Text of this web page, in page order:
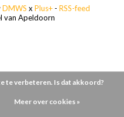
DMWS x Plus+ - RSS-feed
van Apeldoorn
te verbeteren. Is dat akkoord?
Meer over cookies »